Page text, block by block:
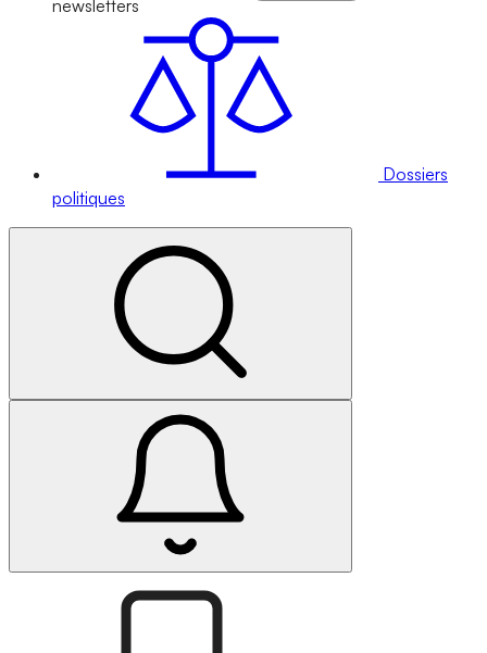
newsletters
Dossiers
politiques